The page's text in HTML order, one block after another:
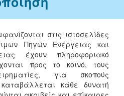
στις ιστοσελίδες
Πηγών Ενέργειας και
έχουν πληροφοριακό
προς το κοινό, τους
για σκοπούς
κάθε δυνατή